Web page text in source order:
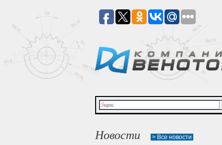
Новости > Все новости